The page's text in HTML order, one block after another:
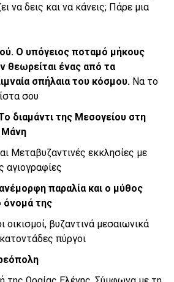
να δεις και να κάνεις; Πάρε μια
Ο υπόγειος ποταμό μήκους
θεωρείται ένας από τα
σπήλαια του κόσμου. Να το
σου
διαμάντι της Μεσογείου στη
Μάνη
Μεταβυζαντινές εκκλησίες με
αγιογραφίες
παραλία και ο μύθος
της
οικισμοί, βυζαντινά μεσαιωνικά
πύργοι